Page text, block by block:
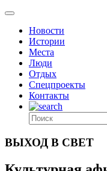
Новости
Истории
Места
Люди
Отдых
Спецпроекты
Контакты
ВЫХОД В СВЕТ